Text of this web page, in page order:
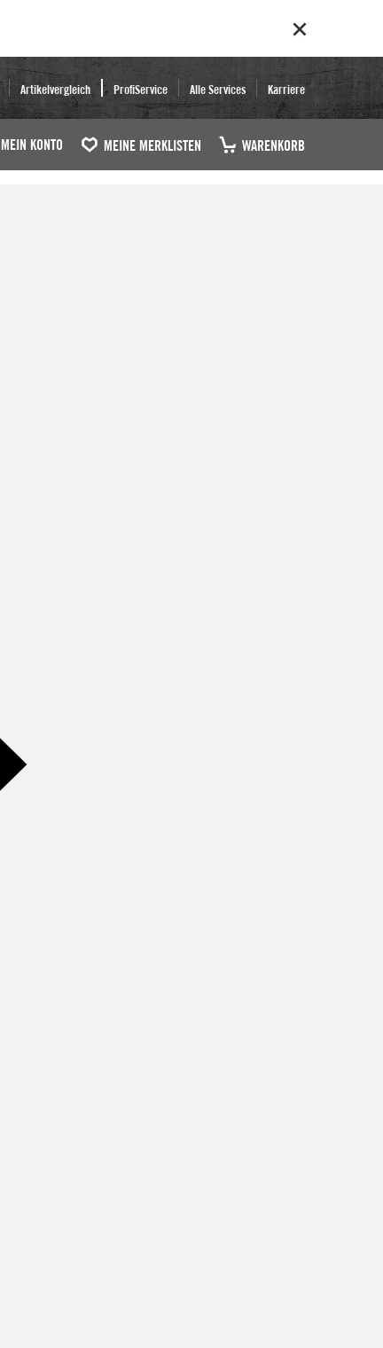
Artikelvergleich ProfiService Alle Services Karriere
MEIN KONTO MEINE MERKLISTEN WARENKORB